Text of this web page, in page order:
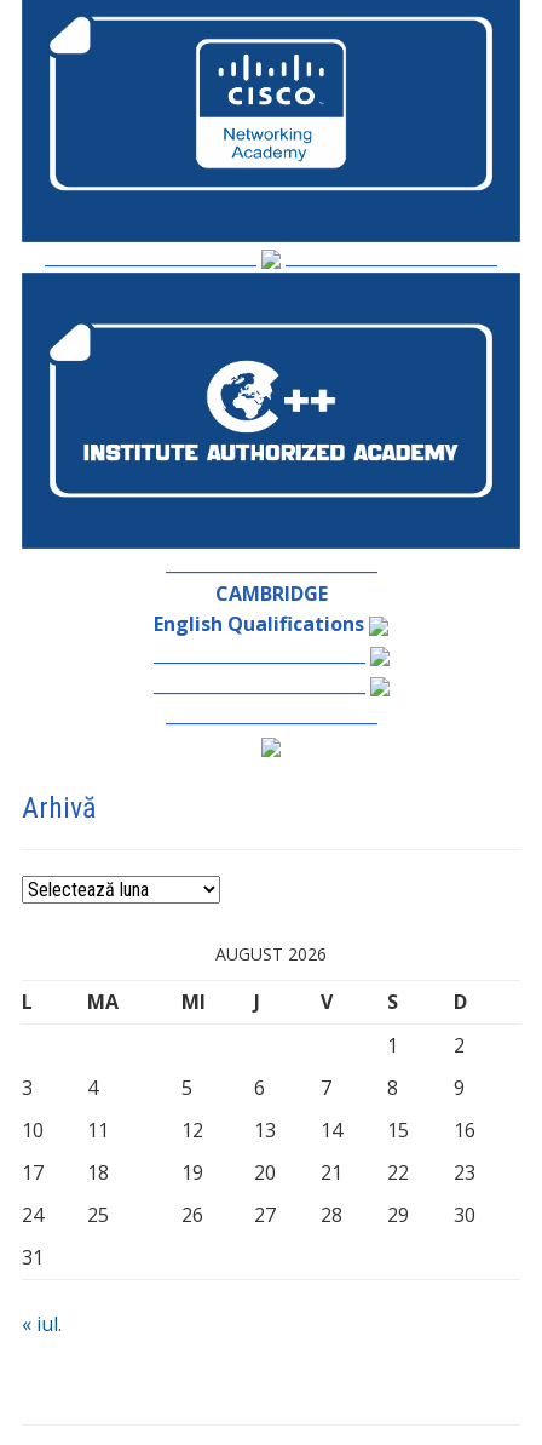
CAMBRIDGE
English Qualifications
Arhivă
Arhivă
AUGUST 2026
L MA MI J V S
D
1
2
3
4 5 6 7 8
9
10
11 12 13 14 15
16
17
18 19 20 21 22
23
24
25 26 27 28 29
30
31
« iul.